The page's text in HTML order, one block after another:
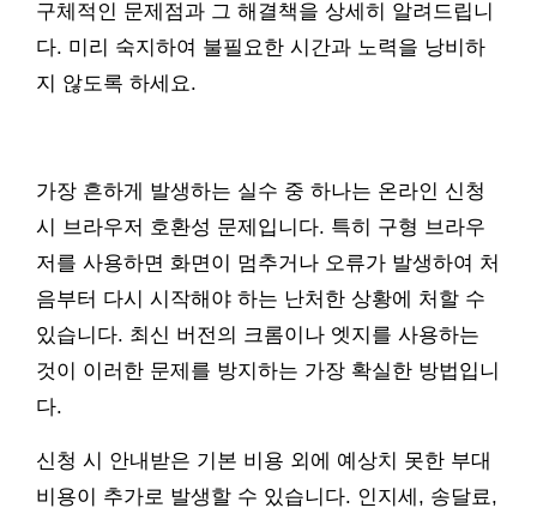
구체적인 문제점과 그 해결책을 상세히 알려드립니
다. 미리 숙지하여 불필요한 시간과 노력을 낭비하
지 않도록 하세요.
가장 흔하게 발생하는 실수 중 하나는 온라인 신청
시 브라우저 호환성 문제입니다. 특히 구형 브라우
저를 사용하면 화면이 멈추거나 오류가 발생하여 처
음부터 다시 시작해야 하는 난처한 상황에 처할 수
있습니다. 최신 버전의 크롬이나 엣지를 사용하는
것이 이러한 문제를 방지하는 가장 확실한 방법입니
다.
신청 시 안내받은 기본 비용 외에 예상치 못한 부대
비용이 추가로 발생할 수 있습니다. 인지세, 송달료,